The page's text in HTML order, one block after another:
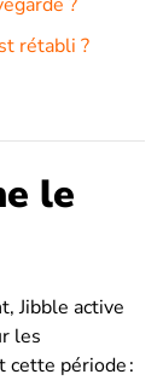
rétabli ?
le
Jibble active
les
cette période :